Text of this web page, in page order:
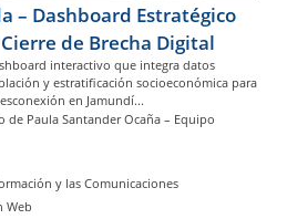
– Dashboard Estratégico
de Brecha Digital
interactivo que integra datos
y estratificación socioeconómica para
en Jamundí...
de Paula Santander Ocaña – Equipo
y las Comunicaciones
Web